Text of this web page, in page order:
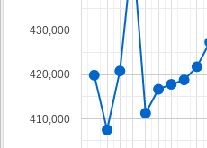
410,000
420,000
430,000